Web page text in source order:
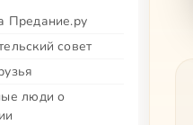
Предание.ру
совет
люди о